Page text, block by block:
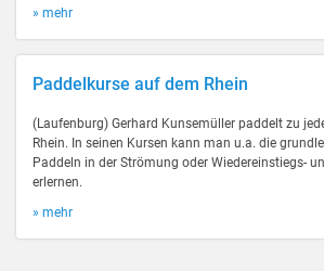
» mehr
Paddelkurse auf dem Rhein
(Laufenburg) Gerhard Kunsemüller paddelt zu
Rhein. In seinen Kursen kann man u.a. die
Paddeln in der Strömung oder Wiedereinstiegs-
erlernen.
» mehr